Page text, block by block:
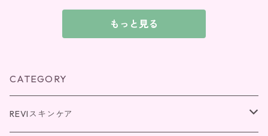
もっと見る
CATEGORY
REVIスキンケア